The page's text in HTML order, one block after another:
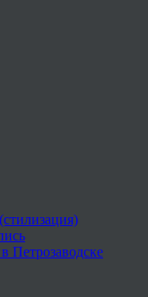
Петрозаводске